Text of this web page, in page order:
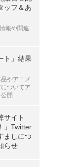
ッフ＆あ
報や関連
ト」結果
やアニメ
ついてア
開
サイト
」Twitter
ましにつ
らせ